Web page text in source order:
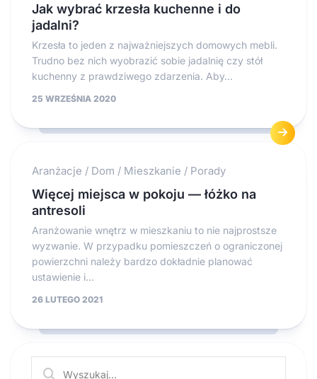
Jak wybrać krzesła kuchenne i do
jadalni?
Krzesła to jeden z najważniejszych domowych mebli.
Trudno bez nich wyobrazić sobie jadalnię czy stół
kuchenny z prawdziwego zdarzenia. Aby...
25 WRZEŚNIA 2020
Aranżacje / Dom / Mieszkanie / Porady
Więcej miejsca w pokoju — łóżko na
antresoli
Aranżowanie wnętrz w mieszkaniu to nie najprostsze
wyzwanie. W przypadku pomieszczeń o ograniczonej
powierzchni należy bardzo dokładnie planować
ustawienie i...
26 LUTEGO 2021